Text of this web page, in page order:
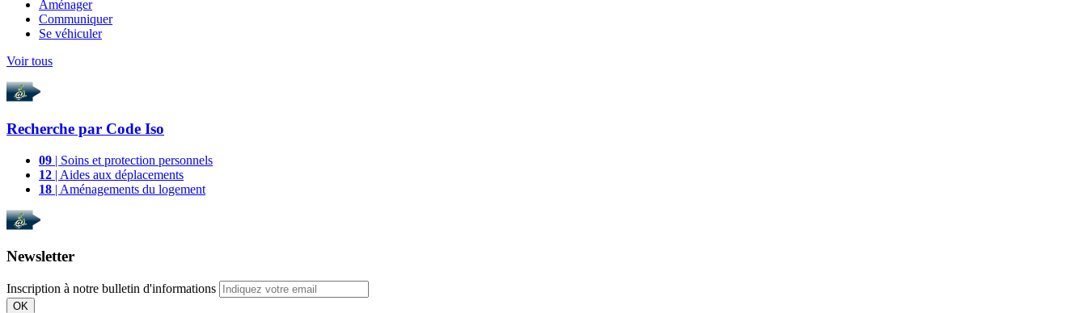
Aménager
Communiquer
Se véhiculer
Voir tous
Recherche par Code Iso
09 | Soins et protection personnels
12 | Aides aux déplacements
18 | Aménagements du logement
Newsletter
Inscription à notre bulletin d'informations
OK